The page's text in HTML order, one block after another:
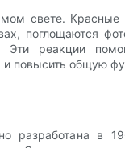
свете.
поглощаются
реакции
и повысить общую
разработана в